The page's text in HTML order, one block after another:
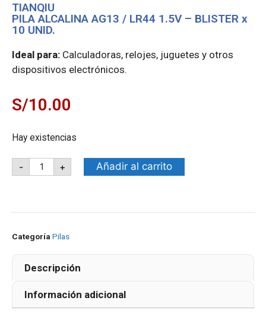
TIANQIU
PILA ALCALINA AG13 / LR44 1.5V – BLISTER x
10 UNID.
Ideal para: Calculadoras, relojes, juguetes y otros
dispositivos electrónicos.
S/10.00
Hay existencias
- + Añadir al carrito
Categoría Pilas
Descripción
Información adicional